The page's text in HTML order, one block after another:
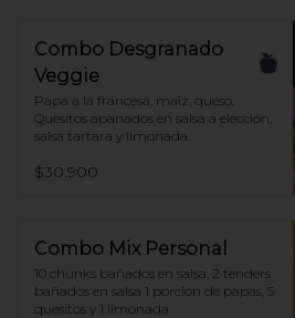
Combo Desgranado
Veggie
Papa a la francesa, maiz, queso,
Quesitos apanados en salsa a elección,
salsa tartara y limonada.
$30.900
Combo Mix Personal
10 chunks bañados en salsa, 2 tenders
bañados en salsa 1 porcion de papas, 5
quesitos y 1 limonada